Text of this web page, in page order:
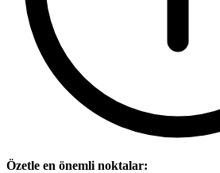
Özetle en önemli noktalar: